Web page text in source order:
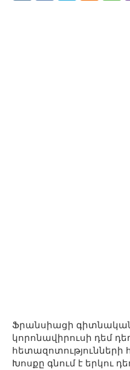
Ֆրանսիացի
կորոնավիրուսի դեմ
Խոսքը գնում է երկու